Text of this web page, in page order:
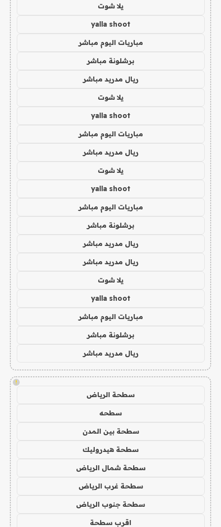
يلا شوت
yalla shoot
مباريات اليوم مباشر
برشلونة مباشر
ريال مدريد مباشر
يلا شوت
yalla shoot
مباريات اليوم مباشر
ريال مدريد مباشر
يلا شوت
yalla shoot
مباريات اليوم مباشر
برشلونة مباشر
ريال مدريد مباشر
ريال مدريد مباشر
يلا شوت
yalla shoot
مباريات اليوم مباشر
برشلونة مباشر
ريال مدريد مباشر
!
سطحة الرياض
سطحه
سطحة بين المدن
سطحة هيدروليك
سطحة شمال الرياض
سطحة غرب الرياض
سطحة جنوب الرياض
اقرب سطحة